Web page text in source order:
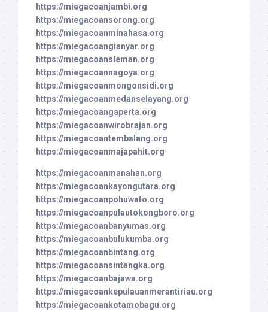
https://miegacoanjambi.org
https://miegacoansorong.org
https://miegacoanminahasa.org
https://miegacoangianyar.org
https://miegacoansleman.org
https://miegacoannagoya.org
https://miegacoanmongonsidi.org
https://miegacoanmedanselayang.org
https://miegacoangaperta.org
https://miegacoanwirobrajan.org
https://miegacoantembalang.org
https://miegacoanmajapahit.org
https://miegacoanmanahan.org
https://miegacoankayongutara.org
https://miegacoanpohuwato.org
https://miegacoanpulautokongboro.org
https://miegacoanbanyumas.org
https://miegacoanbulukumba.org
https://miegacoanbintang.org
https://miegacoansintangka.org
https://miegacoanbajawa.org
https://miegacoankepulauanmerantiriau.org
https://miegacoankotamobagu.org